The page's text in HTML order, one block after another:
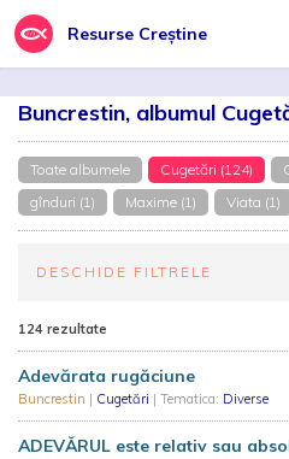
Resurse Creștine
Buncrestin, albumul
Toate albumele Cugetări (124)
gînduri (1)
Maxime (1) Viata (1)
DESCHIDE FILTRELE
124 rezultate
Adevărata rugăciune
Buncrestin | Cugetări | Tematica: Diverse
ADEVĂRUL este relativ sau